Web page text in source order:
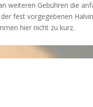
weiteren Gebühren die
fest vorgegebenen
hier nicht zu kurz.